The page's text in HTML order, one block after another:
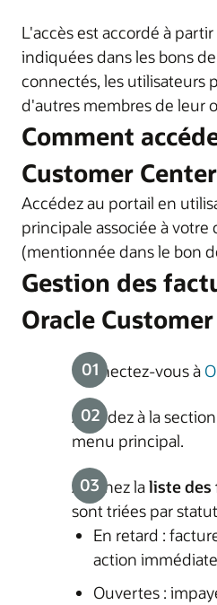
L'accès est accordé à
indiquées dans les bons
connectés, les utilisateurs
d'autres membres de leur
Comment
Customer Center
Accédez au portail en
principale associée à votre
(mentionnée dans le bon
Gestion des
Oracle
Connectez-vous à
Accédez à la section
menu principal.
Affichez laliste des
sont triées par
En retard :
action immédiate
Ouvertes :